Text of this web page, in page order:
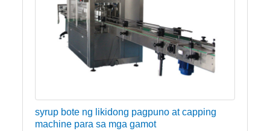
syrup bote ng likidong pagpuno at capping
machine para sa mga gamot